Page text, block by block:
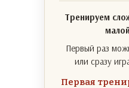
Тренируем
Первый раз
или сразу
Первая